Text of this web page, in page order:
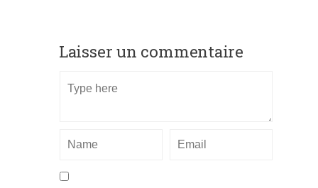
Laisser un commentaire